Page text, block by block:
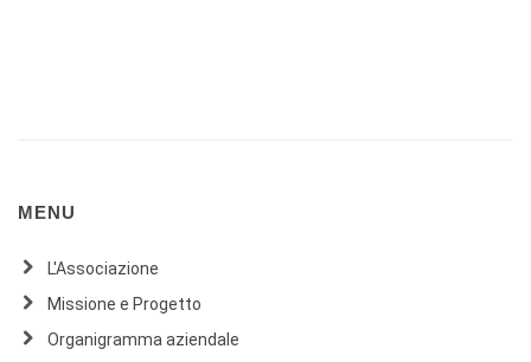
MENU
L'Associazione
Missione e Progetto
Organigramma aziendale